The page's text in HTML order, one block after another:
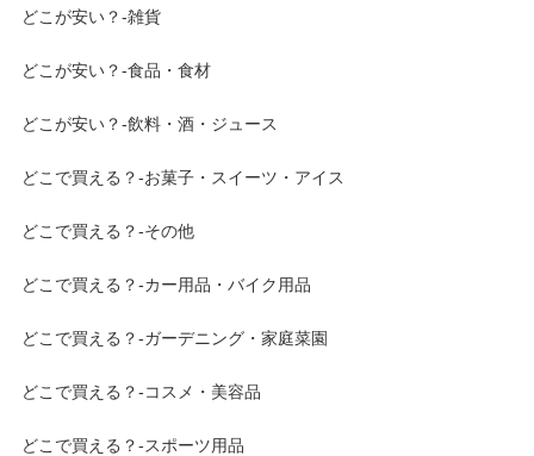
どこが安い？-雑貨
どこが安い？-食品・食材
どこが安い？-飲料・酒・ジュース
どこで買える？-お菓子・スイーツ・アイス
どこで買える？-その他
どこで買える？-カー用品・バイク用品
どこで買える？-ガーデニング・家庭菜園
どこで買える？-コスメ・美容品
どこで買える？-スポーツ用品